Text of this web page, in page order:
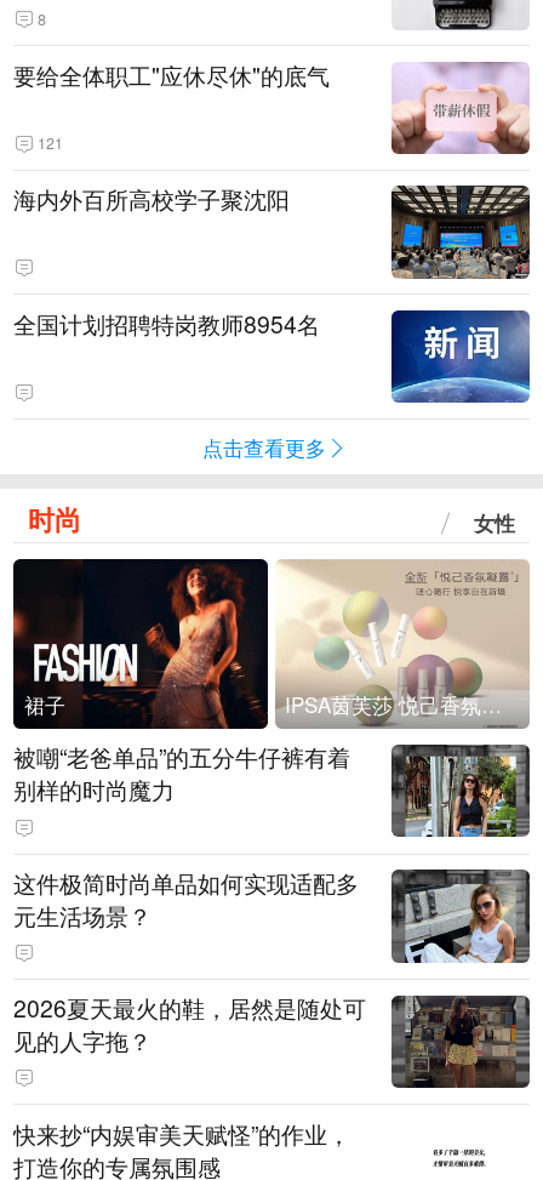
8
要给全体职工"应休尽休"的底气
121
海内外百所高校学子聚沈阳
全国计划招聘特岗教师8954名
点击查看更多
时尚 女性
裙子 IPSA茵芙莎 悦己香氛凝露上市
被嘲“老爸单品”的五分牛仔裤有着
别样的时尚魔力
这件极简时尚单品如何实现适配多
元生活场景？
2026夏天最火的鞋，居然是随处可
见的人字拖？
快来抄“内娱审美天赋怪”的作业，
打造你的专属氛围感